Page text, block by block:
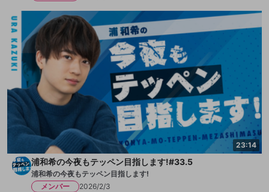
23:14
浦和希の今夜もテッペン目指します!#33.5
浦和希の今夜もテッペン目指します!
メンバー
2026/2/3